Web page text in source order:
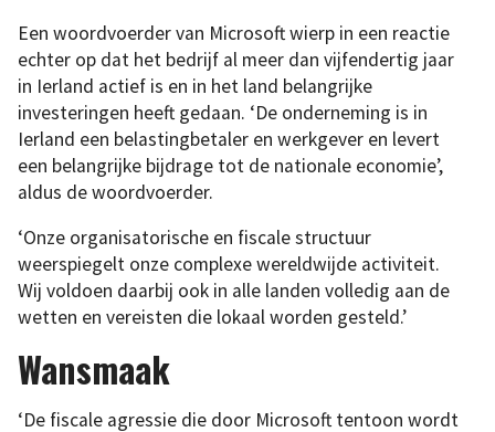
Een woordvoerder van Microsoft wierp in een reactie
echter op dat het bedrijf al meer dan vijfendertig jaar
in Ierland actief is en in het land belangrijke
investeringen heeft gedaan. ‘De onderneming is in
Ierland een belastingbetaler en werkgever en levert
een belangrijke bijdrage tot de nationale economie’,
aldus de woordvoerder.
‘Onze organisatorische en fiscale structuur
weerspiegelt onze complexe wereldwijde activiteit.
Wij voldoen daarbij ook in alle landen volledig aan de
wetten en vereisten die lokaal worden gesteld.’
Wansmaak
‘De fiscale agressie die door Microsoft tentoon wordt